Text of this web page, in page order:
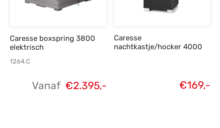
Caresse boxspring 3800
elektrisch
1264.C
Vanaf €2.395,-
Caresse
nachtkastje/hocker 4000
€169,-